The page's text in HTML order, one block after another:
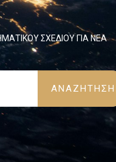
ΣΧΕΔΙΟΥ ΓΙΑ ΝΕΑ